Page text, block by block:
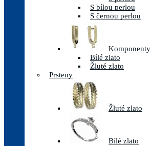
S bílou perlou
S černou perlou
Komponenty
Bílé zlato
Žluté zlato
Prsteny
Žluté zlato
Bílé zlato